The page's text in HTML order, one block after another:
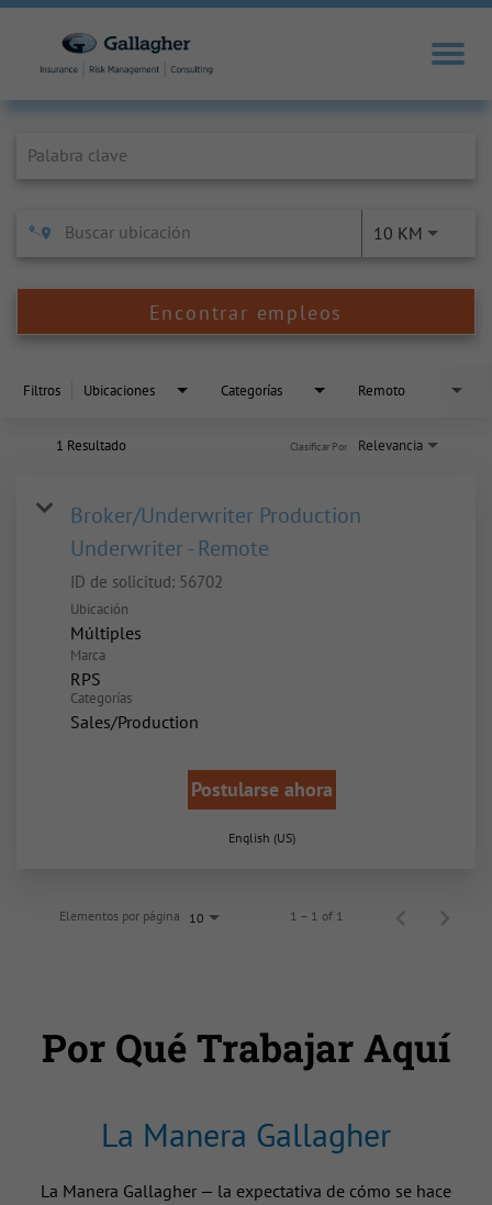
10 KM
Encontrar empleos
Filtros Ubicaciones Categorías Remoto
1 Resultado Relevancia
Clasificar Por
Broker/Underwriter Production
Underwriter - Remote
ID de solicitud: 56702
Ubicación
Múltiples
Marca
RPS
Categorías
Sales/Production
Postularse ahora
English (US)
Elementos por página 10 1 – 1 of 1
Por Qué Trabajar Aquí
La Manera Gallagher
La Manera Gallagher — la expectativa de cómo se hace